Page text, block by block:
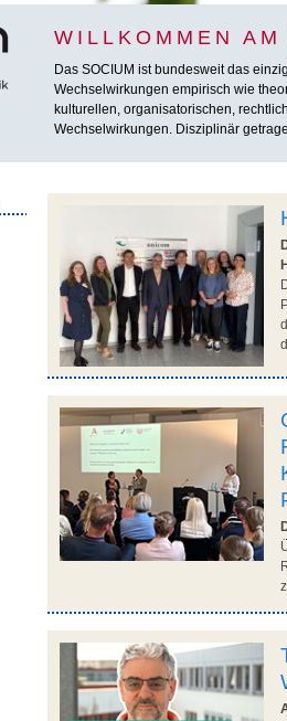
WILLKOMMEN AM
Das SOCIUM ist bundesweit das
Wechselwirkungen empirisch wie
kulturellen, organisatorischen,
Wechselwirkungen. Disziplinär